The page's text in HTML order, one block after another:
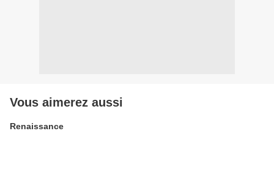
Vous aimerez aussi
Renaissance